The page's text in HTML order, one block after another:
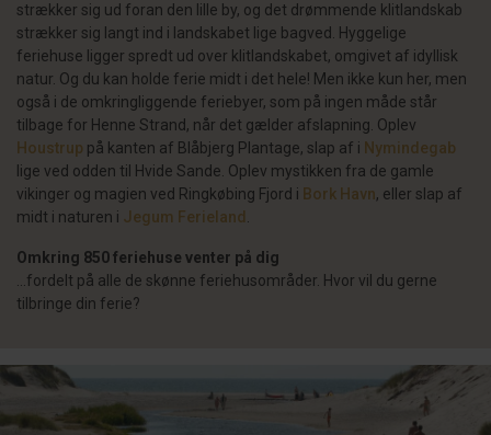
strækker sig ud foran den lille by, og det drømmende klitlandskab
strækker sig langt ind i landskabet lige bagved. Hyggelige
feriehuse ligger spredt ud over klitlandskabet, omgivet af idyllisk
natur. Og du kan holde ferie midt i det hele! Men ikke kun her, men
også i de omkringliggende feriebyer, som på ingen måde står
tilbage for Henne Strand, når det gælder afslapning. Oplev
Houstrup på kanten af Blåbjerg Plantage, slap af i Nymindegab
lige ved odden til Hvide Sande. Oplev mystikken fra de gamle
vikinger og magien ved Ringkøbing Fjord i Bork Havn, eller slap af
midt i naturen i Jegum Ferieland
Omkring 850 feriehuse venter på dig
...fordelt på alle de skønne feriehusområder. Hvor vil du gerne
tilbringe din ferie?